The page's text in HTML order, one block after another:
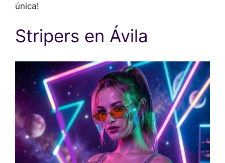
única!
Stripers en Ávila